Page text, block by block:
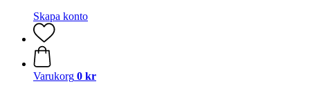
Skapa konto
Varukorg 0 kr